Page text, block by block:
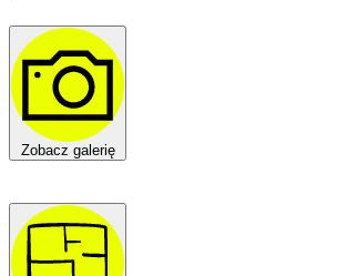
Zobacz galerię